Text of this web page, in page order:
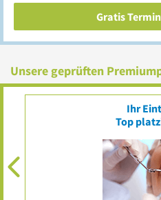
Gratis
Unsere geprüften
Ihr
Top